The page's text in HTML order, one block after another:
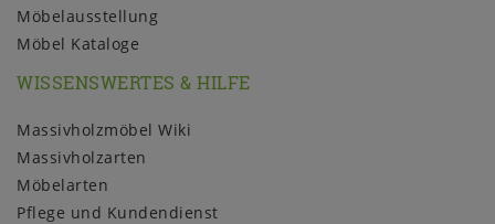
Möbelausstellung
Möbel Kataloge
WISSENSWERTES & HILFE
Massivholzmöbel Wiki
Massivholzarten
Möbelarten
Pflege und Kundendienst